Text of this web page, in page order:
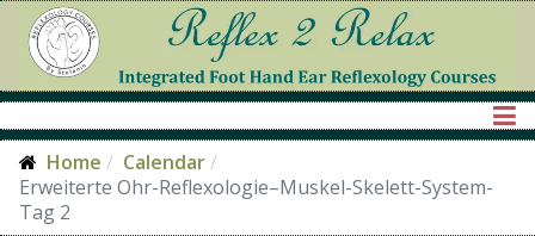
Home
Calendar
Erweiterte Ohr-Reflexologie–Muskel-Skelett-System-
Tag 2